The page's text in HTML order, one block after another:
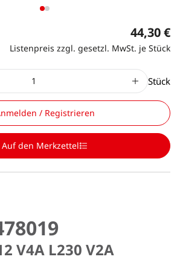
44,30 €
Listenpreis zzgl. gesetzl. MwSt. je Stück
Stück
/ Registrieren
Auf den Merkzettel
V4A L230 V2A